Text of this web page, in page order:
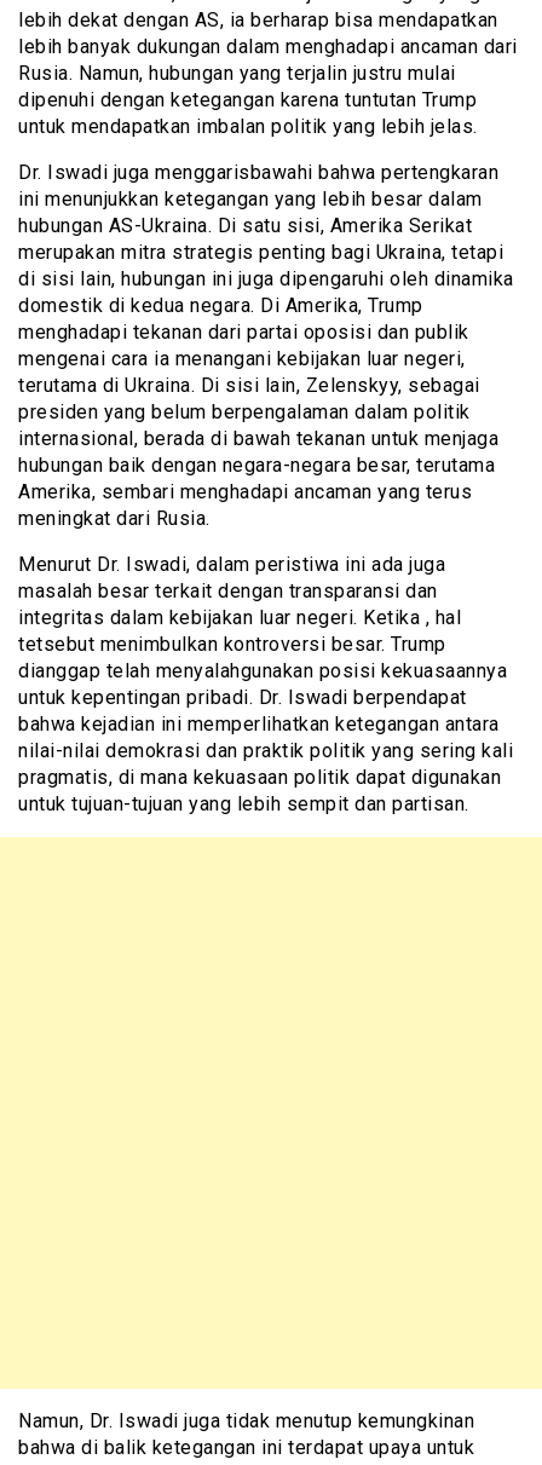
lebih dekat dengan AS, ia berharap bisa mendapatkan
lebih banyak dukungan dalam menghadapi ancaman dari
Rusia. Namun, hubungan yang terjalin justru mulai
dipenuhi dengan ketegangan karena tuntutan Trump
untuk mendapatkan imbalan politik yang lebih jelas.
Dr. Iswadi juga menggarisbawahi bahwa pertengkaran
ini menunjukkan ketegangan yang lebih besar dalam
hubungan AS-Ukraina. Di satu sisi, Amerika Serikat
merupakan mitra strategis penting bagi Ukraina, tetapi
di sisi lain, hubungan ini juga dipengaruhi oleh dinamika
domestik di kedua negara. Di Amerika, Trump
menghadapi tekanan dari partai oposisi dan publik
mengenai cara ia menangani kebijakan luar negeri,
terutama di Ukraina. Di sisi lain, Zelenskyy, sebagai
presiden yang belum berpengalaman dalam politik
internasional, berada di bawah tekanan untuk menjaga
hubungan baik dengan negara-negara besar, terutama
Amerika, sembari menghadapi ancaman yang terus
meningkat dari Rusia.
Menurut Dr. Iswadi, dalam peristiwa ini ada juga
masalah besar terkait dengan transparansi dan
integritas dalam kebijakan luar negeri. Ketika , hal
tetsebut menimbulkan kontroversi besar. Trump
dianggap telah menyalahgunakan posisi kekuasaannya
untuk kepentingan pribadi. Dr. Iswadi berpendapat
bahwa kejadian ini memperlihatkan ketegangan antara
nilai-nilai demokrasi dan praktik politik yang sering kali
pragmatis, di mana kekuasaan politik dapat digunakan
untuk tujuan-tujuan yang lebih sempit dan partisan.
Namun, Dr. Iswadi juga tidak menutup kemungkinan
bahwa di balik ketegangan ini terdapat upaya untuk